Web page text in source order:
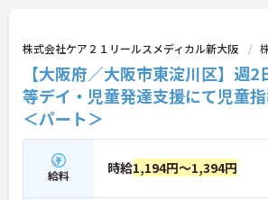
株式会社ケア２１リールスメディカル新大阪
【大阪府／大阪市東淀川区】週
等デイ・児童発達支援にて児童
＜パート＞
給料 時給1,194円～1,394円